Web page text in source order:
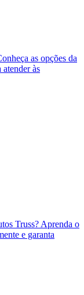
as opções da
às
Truss? Aprenda o
e garanta